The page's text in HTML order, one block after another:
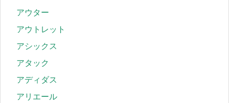
アウター
アウトレット
アシックス
アタック
アディダス
アリエール